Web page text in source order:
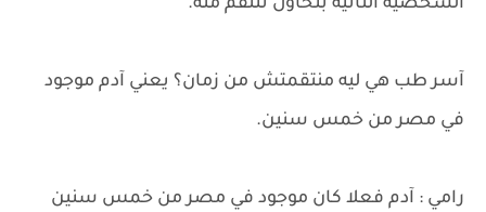
الشخصية الثانية بتحاول تنتقم منه.
آسر طب هي ليه منتقمتش من زمان؟ يعني آدم موجود
في مصر من خمس سنين.
رامي : آدم فعلا كان موجود في مصر من خمس سنين